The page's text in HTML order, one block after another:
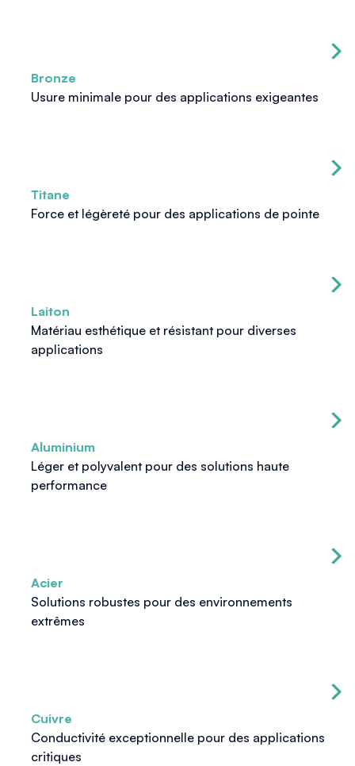
Bronze
Usure minimale pour des applications exigeantes
Titane
Force et légèreté pour des applications de pointe
Laiton
Matériau esthétique et résistant pour diverses
applications
Aluminium
Léger et polyvalent pour des solutions haute
performance
Acier
Solutions robustes pour des environnements
extrêmes
Cuivre
Conductivité exceptionnelle pour des applications
critiques